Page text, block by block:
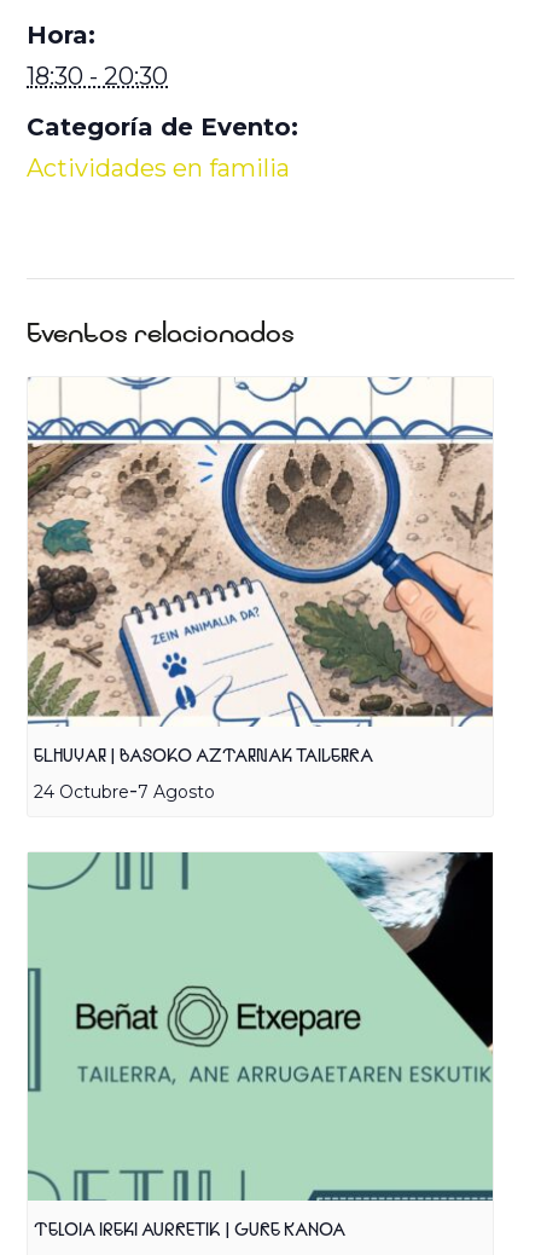
Hora:
18:30 - 20:30
Categoría de Evento:
Actividades en familia
Eventos relacionados
ELHUYAR | BASOKO AZTARNAK TAILERRA
24 Octubre-7 Agosto
TELOIA IREKI AURRETIK | GURE KANOA